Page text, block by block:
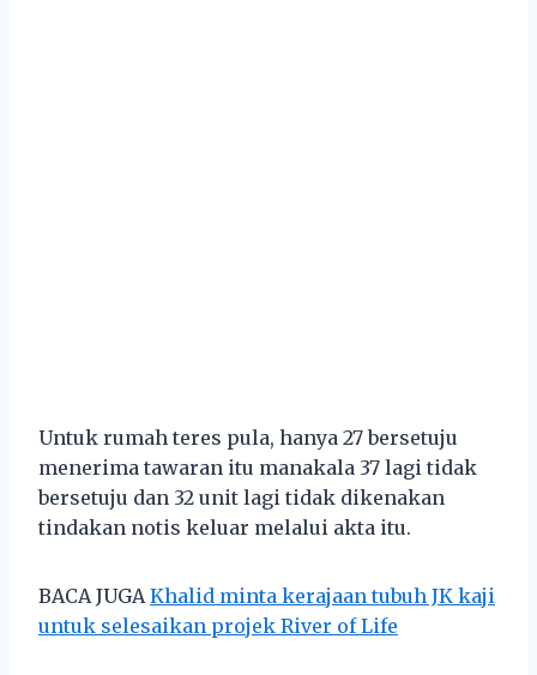
Untuk rumah teres pula, hanya 27 bersetuju
menerima tawaran itu manakala 37 lagi tidak
bersetuju dan 32 unit lagi tidak dikenakan
tindakan notis keluar melalui akta itu.
BACA JUGA Khalid minta kerajaan tubuh JK kaji
untuk selesaikan projek River of Life